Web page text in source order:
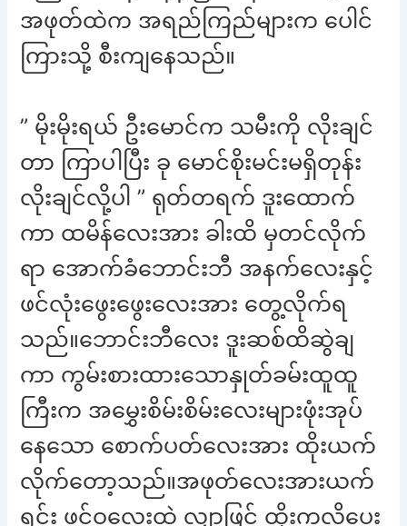
အဖုတ်ထဲက အရည်ကြည်များက ပေါင်
ကြားသို့ စီးကျနေသည်။
” မိုးမိုးရယ် ဦးမောင်က သမီးကို လိုးချင်
တာ ကြာပါပြီး ခု မောင်စိုးမင်းမရှိတုန်း
လိုးချင်လို့ပါ ” ရုတ်တရက် ဒူးထောက်
ကာ ထမိန်လေးအား ခါးထိ မှတင်လိုက်
ရာ အောက်ခံဘောင်းဘီ အနက်လေးနှင့်
ဖင်လုံးဖွေးဖွေးလေးအား တွေ့လိုက်ရ
သည်။ဘောင်းဘီလေး ဒူးဆစ်ထိဆွဲချ
ကာ ကွမ်းစားထားသောနှုတ်ခမ်းထူထူ
ကြီးက အမွှေးစိမ်းစိမ်းလေးများဖုံးအုပ်
နေသော စောက်ပတ်လေးအား ထိုးယက်
လိုက်တော့သည်။အဖုတ်လေးအားယက်
ရင်း ဖင်ဝလေးထဲ လျှာဖြင့် ထိုးကလိပေး